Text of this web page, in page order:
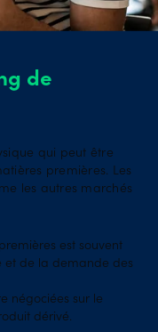
de
qui peut être
premières. Les
les autres marchés
est souvent
et de la demande des
négociées sur le
dérivé.